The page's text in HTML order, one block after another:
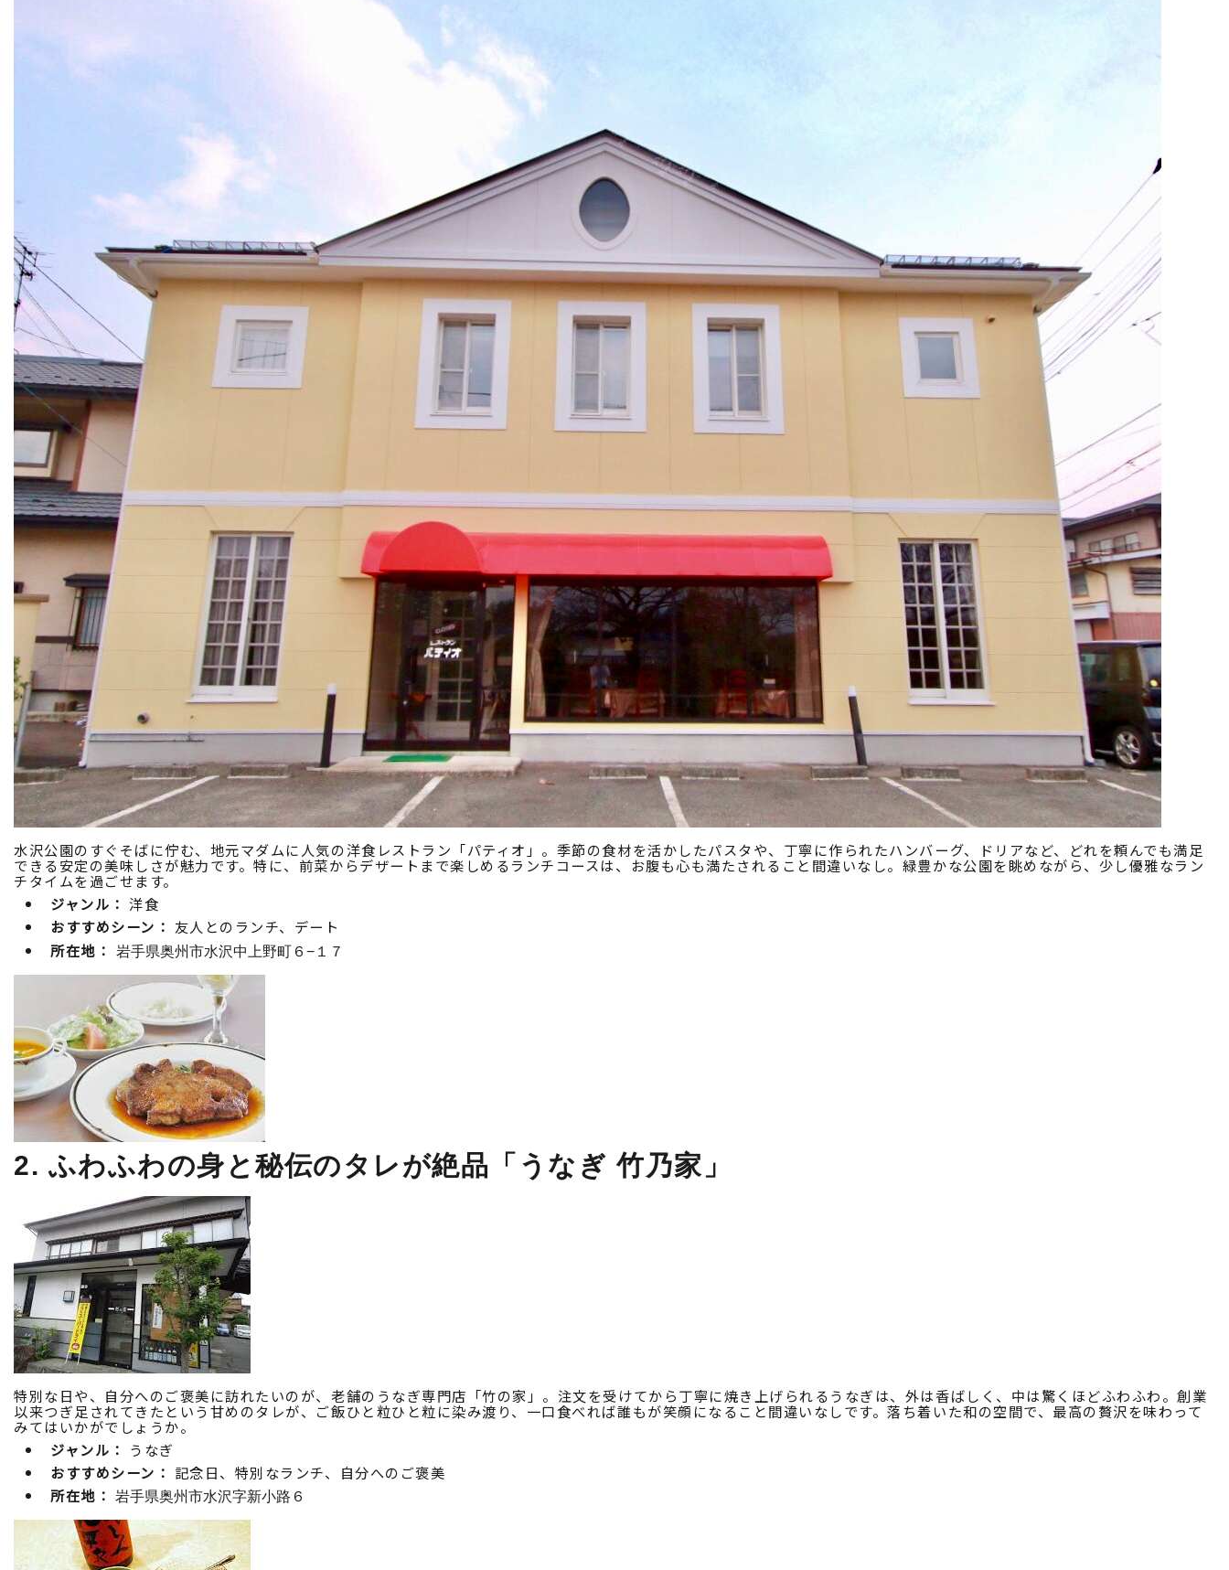
水沢公園のすぐそばに佇む、地元マダムに人気の洋食レストラン「パティオ」。季節の食材を活かしたパスタや、丁寧に作られたハンバーグ、ドリアなど、どれを頼んでも満足
できる安定の美味しさが魅力です。特に、前菜からデザートまで楽しめるランチコースは、お腹も心も満たされること間違いなし。緑豊かな公園を眺めながら、少し優雅なラン
チタイムを過ごせます。
ジャンル： 洋食
おすすめシーン： 友人とのランチ、デート
所在地：
岩手県奥州市水沢中上野町６−１７
2. ふわふわの身と秘伝のタレが絶品「うなぎ 竹乃家」
特別な日や、自分へのご褒美に訪れたいのが、老舗のうなぎ専門店「竹の家」。注文を受けてから丁寧に焼き上げられるうなぎは、外は香ばしく、中は驚くほどふわふわ。創業
以来つぎ足されてきたという甘めのタレが、ご飯ひと粒ひと粒に染み渡り、一口食べれば誰もが笑顔になること間違いなしです。落ち着いた和の空間で、最高の贅沢を味わって
みてはいかがでしょうか。
ジャンル： うなぎ
おすすめシーン： 記念日、特別なランチ、自分へのご褒美
所在地：
岩手県奥州市水沢字新小路６